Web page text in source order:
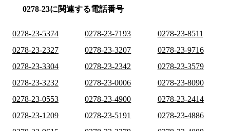
0278-23に関連する電話番号
0278-23-5374 0278-23-7193
0278-23-8511
0278-23-2327
0278-23-3207
0278-23-9716
0278-23-3304
0278-23-2342
0278-23-3579
0278-23-3232
0278-23-0006
0278-23-8090
0278-23-0553
0278-23-4900
0278-23-2414
0278-23-1209
0278-23-5191
0278-23-4886